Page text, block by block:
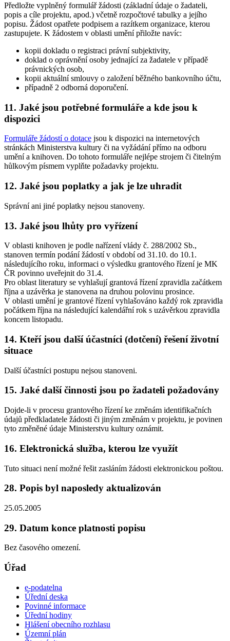
Předložte vyplněný formulář žádosti (základní údaje o žadateli,
popis a cíle projektu, apod.) včetně rozpočtové tabulky a jejího
popisu. Žádost opatřete podpisem a razítkem organizace, kterou
zastupujete. K žádostem v oblasti umění přiložte navíc:
kopii dokladu o registraci právní subjektivity,
doklad o oprávnění osoby jednající za žadatele v případě
právnických osob,
kopii aktuální smlouvy o založení běžného bankovního účtu,
případně 2 odborná doporučení.
11. Jaké jsou potřebné formuláře a kde jsou k
dispozici
Formuláře žádostí o dotace jsou k dispozici na internetových
stránkách Ministerstva kultury či na vyžádání přímo na odboru
umění a knihoven. Do tohoto formuláře nejlépe strojem či čitelným
hůlkovým písmem vyplňte požadavky projektu.
12. Jaké jsou poplatky a jak je lze uhradit
Správní ani jiné poplatky nejsou stanoveny.
13. Jaké jsou lhůty pro vyřízení
V oblasti knihoven je podle nařízení vlády č. 288/2002 Sb.,
stanoven termín podání žádostí v období od 31.10. do 10.1.
následujícího roku, informaci o výsledku grantového řízení je MK
ČR povinno uveřejnit do 31.4.
Pro oblast literatury se vyhlašují grantová řízení zpravidla začátkem
října a uzávěrka je stanovena na druhou polovinu prosince.
V oblasti umění je grantové řízení vyhlašováno každý rok zpravidla
počátkem října na následující kalendářní rok s uzávěrkou zpravidla
koncem listopadu.
14. Kteří jsou další účastníci (dotčení) řešení životní
situace
Další účastníci postupu nejsou stanoveni.
15. Jaké další činnosti jsou po žadateli požadovány
Dojde-li v procesu grantového řízení ke změnám identifikačních
údajů předkladatele žádosti či jiným změnám v projektu, je povinen
tyto změněné údaje Ministerstvu kultury oznámit.
16. Elektronická služba, kterou lze využít
Tuto situaci není možné řešit zasláním žádosti elektronickou poštou.
28. Popis byl naposledy aktualizován
25.05.2005
29. Datum konce platnosti popisu
Bez časového omezení.
Úřad
e-podatelna
Úřední deska
Povinné informace
Úřední hodiny
Hlášení obecního rozhlasu
Územní plán